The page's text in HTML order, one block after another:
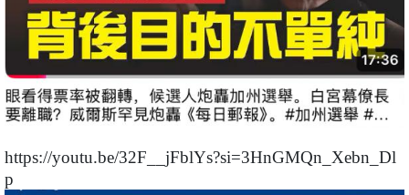
https://youtu.be/32F__jFblYs?si=3HnGMQn_Xebn_Dl
p